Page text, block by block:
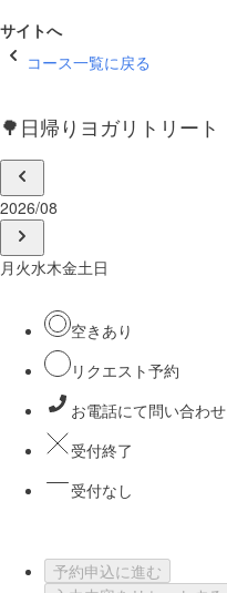
サイトへ
コース一覧に戻る
🌳日帰りヨガリトリート
2026/08
月 火水木金土日
空きあり
リクエスト予約
お電話にて問い合わせ
受付終了
受付なし
予約申込に進む